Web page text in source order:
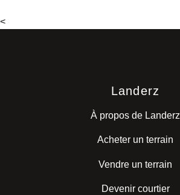
<
Landerz
À propos de Landerz
Acheter un terrain
Vendre un terrain
Devenir courtier